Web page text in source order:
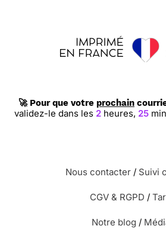
🚀 Pour que votre prochain
validez-le dans les 2heures, 25
Nous contacter / Suivi
CGV & RGPD /
Notre blog /